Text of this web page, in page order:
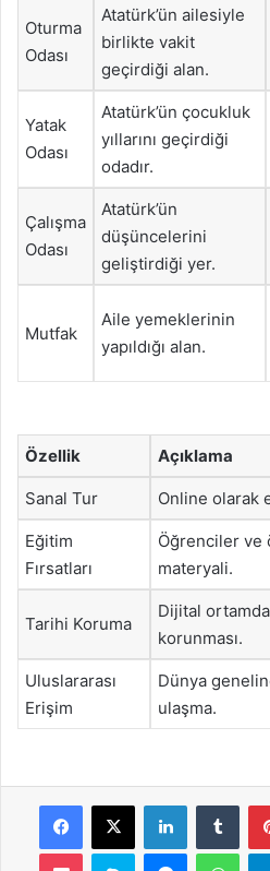
Oturma
Odası
Atatürk’ün ailesiyle
birlikte vakit
geçirdiği alan.
Yatak
Odası
Atatürk’ün çocukluk
yıllarını geçirdiği
odadır.
Çalışma
Odası
Atatürk’ün
düşüncelerini
geliştirdiği yer.
Mutfak
Aile yemeklerinin
yapıldığı alan.
Özellik Açıklama
Sanal Tur Online olarak
Eğitim
Fırsatları
Öğrenciler ve
materyali.
Tarihi Koruma
Dijital
korunması.
Uluslararası
Erişim
Dünya
ulaşma.
Facebook
X LinkedIn
Pocket Skype Messenger